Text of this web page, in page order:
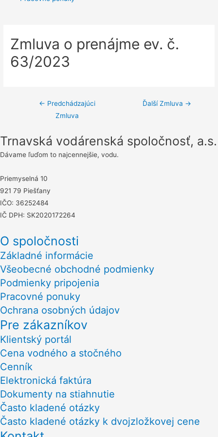
Zmluva o prenájme ev. č.
63/2023
Navigácia
článku
← Predchádzajúci
Zmluva
Ďalší Zmluva →
Trnavská vodárenská spoločnosť, a.s.
Dávame ľuďom to najcennejšie, vodu.
Priemyselná 10
921 79 Piešťany
IČO: 36252484
IČ DPH: SK2020172264
O spoločnosti
Základné informácie
Všeobecné obchodné podmienky
Podmienky pripojenia
Pracovné ponuky
Ochrana osobných údajov
Pre zákazníkov
Klientský portál
Cena vodného a stočného
Cenník
Elektronická faktúra
Dokumenty na stiahnutie
Často kladené otázky
Často kladené otázky k dvojzložkovej cene